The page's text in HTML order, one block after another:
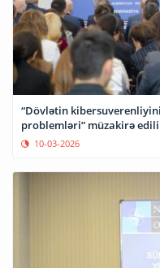
“Dövlətin
problemləri” müzakirə
10-03-2026